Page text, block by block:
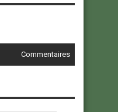
Commentaires